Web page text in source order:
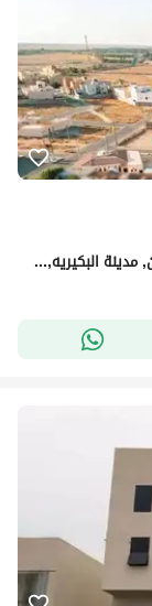
محل للإيجار في شارع طريق الملك عبدالعزيز, حي الريان, مدينة البكيريه, منطقة القصيم